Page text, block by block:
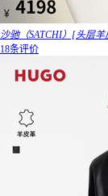
沙驰（SATCHI）[头层
18条评价